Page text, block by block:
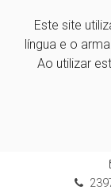
Este site
língua e o
Ao utilizar